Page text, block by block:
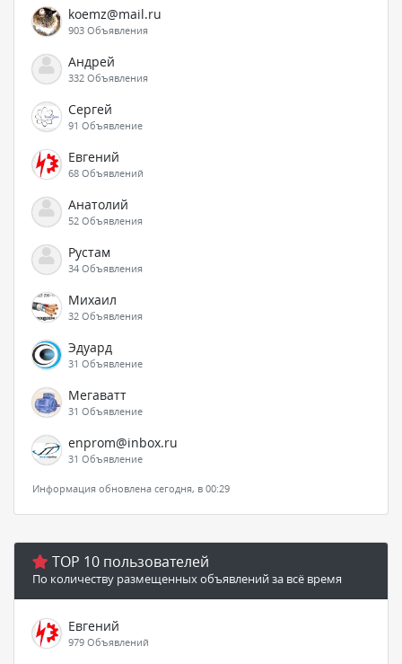
koemz@mail.ru
903 Объявления
Андрей
332 Объявления
Сергей
91 Объявление
Евгений
68 Объявлений
Анатолий
52 Объявления
Рустам
34 Объявления
Михаил
32 Объявления
Эдуард
31 Объявление
Мегаватт
31 Объявление
enprom@inbox.ru
31 Объявление
Информация обновлена сегодня, в 00:29
TOP 10 пользователей
По количеству размещенных объявлений за всё время
Евгений
979 Объявлений